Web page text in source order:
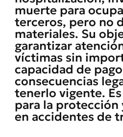
muerte para
terceros, pero no
materiales. Su
garantizar
víctimas sin
capacidad de
consecuencias
tenerlo vigente.
para la protección
en accidentes de